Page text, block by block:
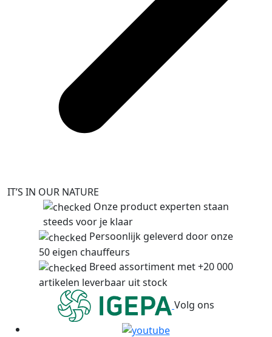
IT’S IN OUR NATURE
Onze product experten staan
steeds voor je klaar
Persoonlijk geleverd door onze
50 eigen chauffeurs
Breed assortiment met +20 000
artikelen leverbaar uit stock
Volg ons